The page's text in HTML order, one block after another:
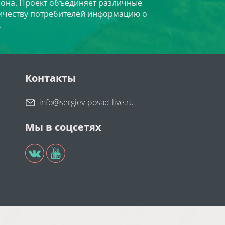
Проект объединяет различные
потребителей информацию о
Контакты
info@sergiev-posad-live.ru
Мы в соцсетях